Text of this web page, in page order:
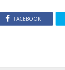
FACEBOOK